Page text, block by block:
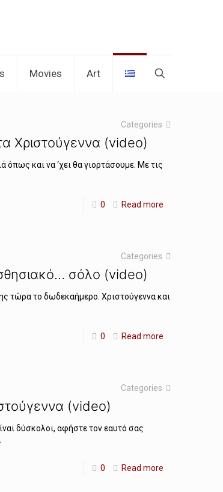
Movies Art
Categories
Χριστούγεννα (video)
και να ‘χει θα γιορτάσουμε. Με τις
0 Read more
Categories
σόλο (video)
τώρα το δωδεκαήμερο. Χριστούγεννα και
0 Read more
Categories
(video)
δύσκολοι, αφήστε τον εαυτό σας
0 Read more